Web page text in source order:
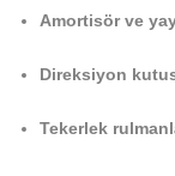
Amortisör ve yay
Direksiyon
Tekerlek